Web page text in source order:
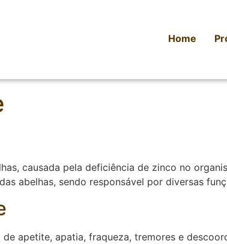
Home
causada pela deficiência de zinco no
abelhas, sendo responsável por diversas
apetite, apatia, fraqueza, tremores e